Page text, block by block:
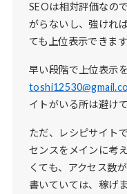
SEOは相対評価なの
がらないし、強けれ
ても上位表示できます
早い段階で上位表示
イトがいる所は避け
ただ、レシピサイト
センスをメインに考
くても、アクセス数
書いていては、稼げま